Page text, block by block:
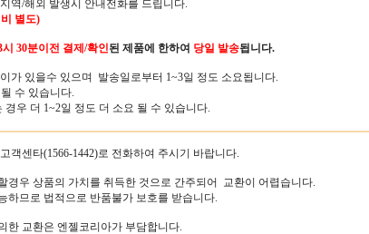
역/해외 발생시 안내전화를 드립니다.
별도)
시 30분이전 결제/확인된 제품에 한하여 당일 발송됩니다.
가 있을수 있으며 발송일로부터 1~3일 정도 소요됩니다.
수 있습니다.
경우 더 1~2일 정도 더 소요 될 수 있습니다.
객센타(1566-1442)로 전화하여 주시기 바랍니다.
경우 상품의 가치를 취득한 것으로 간주되어 교환이 어렵습니다.
하므로 법적으로 반품불가 보호를 받습니다.
한 교환은 엔젤코리아가 부담합니다.